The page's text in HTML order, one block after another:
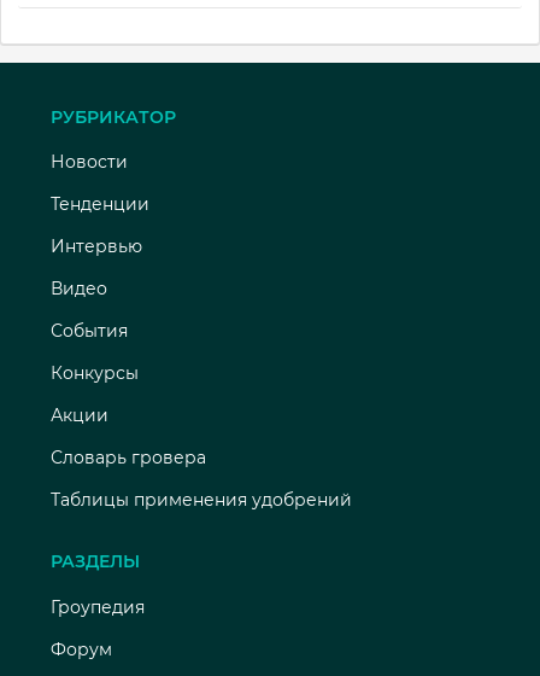
РУБРИКАТОР
Новости
Тенденции
Интервью
Видео
События
Конкурсы
Акции
Словарь гровера
Таблицы применения удобрений
РАЗДЕЛЫ
Гроупедия
Форум